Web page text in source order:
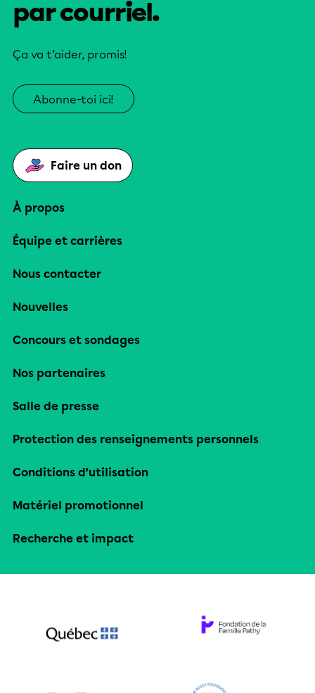
par courriel.
Ça va t’aider, promis!
Abonne-toi ici!
Faire un don
À propos
Équipe et carrières
Nous contacter
Nouvelles
Concours et sondages
Nos partenaires
Salle de presse
Protection des renseignements personnels
Conditions d’utilisation
Matériel promotionnel
Recherche et impact